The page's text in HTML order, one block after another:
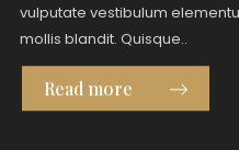
vulputate vestibulum
mollis blandit. Quisque..
Read more